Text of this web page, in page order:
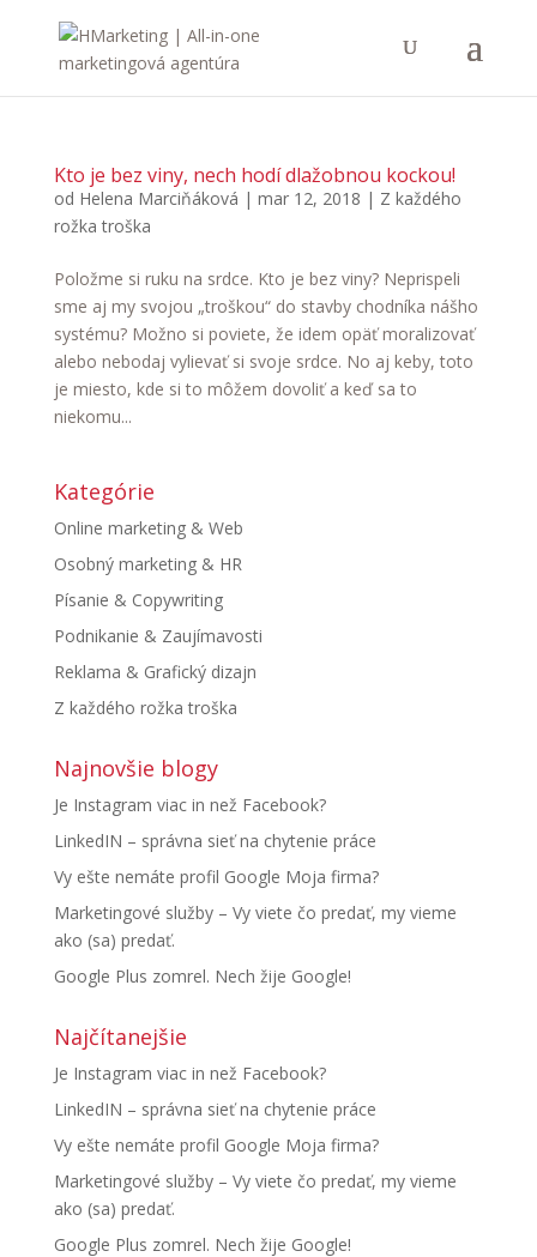
Kto je bez viny, nech hodí dlažobnou kockou!
od Helena Marciňáková | mar 12, 2018 | Z každého
rožka troška
Položme si ruku na srdce. Kto je bez viny? Neprispeli
sme aj my svojou „troškou“ do stavby chodníka nášho
systému? Možno si poviete, že idem opäť moralizovať
alebo nebodaj vylievať si svoje srdce. No aj keby, toto
je miesto, kde si to môžem dovoliť a keď sa to
niekomu...
Kategórie
Online marketing & Web
Osobný marketing & HR
Písanie & Copywriting
Podnikanie & Zaujímavosti
Reklama & Grafický dizajn
Z každého rožka troška
Najnovšie blogy
Je Instagram viac in než Facebook?
LinkedIN – správna sieť na chytenie práce
Vy ešte nemáte profil Google Moja firma?
Marketingové služby – Vy viete čo predať, my vieme
ako (sa) predať.
Google Plus zomrel. Nech žije Google!
Najčítanejšie
Je Instagram viac in než Facebook?
LinkedIN – správna sieť na chytenie práce
Vy ešte nemáte profil Google Moja firma?
Marketingové služby – Vy viete čo predať, my vieme
ako (sa) predať.
Google Plus zomrel. Nech žije Google!